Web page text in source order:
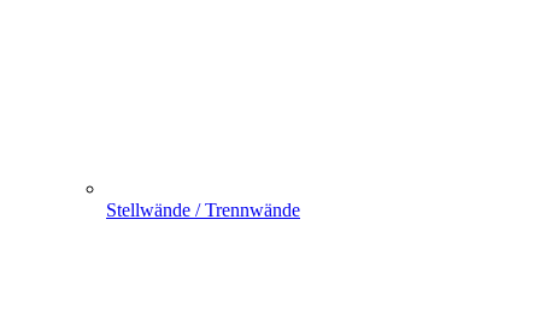
Stellwände / Trennwände